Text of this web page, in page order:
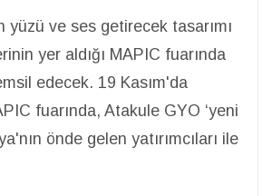
yüzü ve ses getirecek tasarımı
yer aldığı MAPIC fuarında
edecek. 19 Kasım'da
fuarında, Atakule GYO ‘yeni
önde gelen yatırımcıları ile